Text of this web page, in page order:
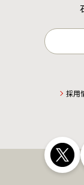
採用